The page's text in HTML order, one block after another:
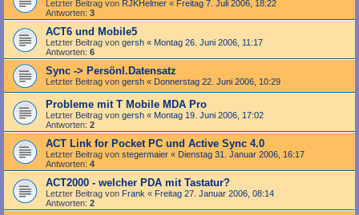
Letzter Beitrag von RJKHelmer « Freitag 7. Juli 2006, 18:22
Antworten: 3
ACT6 und Mobile5
Letzter Beitrag von gersh « Montag 26. Juni 2006, 11:17
Antworten: 6
Sync -> Persönl.Datensatz
Letzter Beitrag von gersh « Donnerstag 22. Juni 2006, 10:29
Probleme mit T Mobile MDA Pro
Letzter Beitrag von gersh « Montag 19. Juni 2006, 17:02
Antworten: 2
ACT Link for Pocket PC und Active Sync 4.0
Letzter Beitrag von stegermaier « Dienstag 31. Januar 2006, 16:17
Antworten: 4
ACT2000 - welcher PDA mit Tastatur?
Letzter Beitrag von Frank « Freitag 27. Januar 2006, 08:14
Antworten: 2